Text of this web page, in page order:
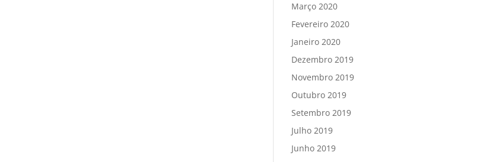
Março 2020
Fevereiro 2020
Janeiro 2020
Dezembro 2019
Novembro 2019
Outubro 2019
Setembro 2019
Julho 2019
Junho 2019